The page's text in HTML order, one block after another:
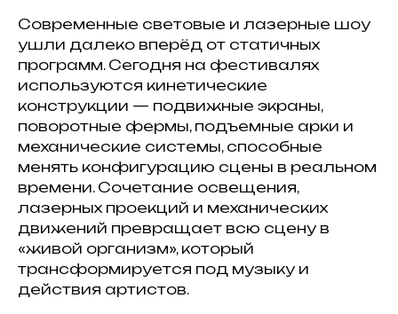
Современные световые и лазерные шоу
ушли далеко вперёд от статичных
программ. Сегодня на фестивалях
используются кинетические
конструкции — подвижные экраны,
поворотные фермы, подъемные арки и
механические системы, способные
менять конфигурацию сцены в реальном
времени. Сочетание освещения,
лазерных проекций и механических
движений превращает всю сцену в
«живой организм», который
трансформируется под музыку и
действия артистов.